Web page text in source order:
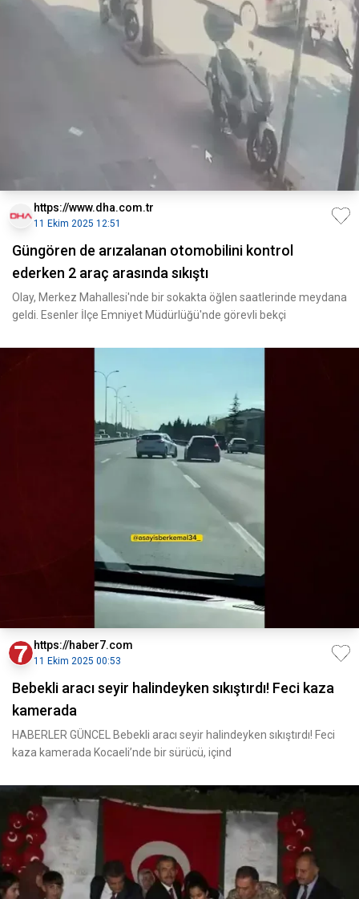
https://www.dha.com.tr
11 Ekim 2025 12:51
Güngören de arızalanan otomobilini kontrol
ederken 2 araç arasında sıkıştı
Olay, Merkez Mahallesi'nde bir sokakta öğlen saatlerinde meydana
geldi. Esenler İlçe Emniyet Müdürlüğü'nde görevli bekçi
https://haber7.com
11 Ekim 2025 00:53
Bebekli aracı seyir halindeyken sıkıştırdı! Feci kaza
kamerada
HABERLER GÜNCEL Bebekli aracı seyir halindeyken sıkıştırdı! Feci
kaza kamerada Kocaeli’nde bir sürücü, içind